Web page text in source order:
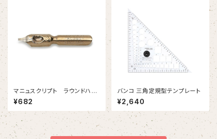
マニュスクリプト ラウンドハン
ド3-1/2 1.15mm 2本入
¥682
バンコ 三角定規型テンプレート
¥2,640